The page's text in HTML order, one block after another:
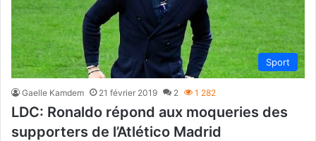
Sport
Gaelle Kamdem 21 février 2019 2 1 282
LDC: Ronaldo répond aux moqueries des
supporters de l’Atlético Madrid